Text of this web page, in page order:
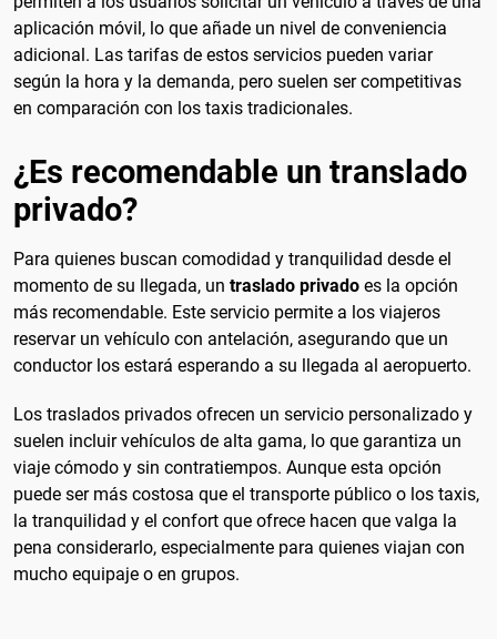
aplicación móvil, lo que añade un nivel de conveniencia
adicional. Las tarifas de estos servicios pueden variar
según la hora y la demanda, pero suelen ser competitivas
en comparación con los taxis tradicionales.
¿Es recomendable un translado
privado?
Para quienes buscan comodidad y tranquilidad desde el
momento de su llegada, un traslado privado es la opción
más recomendable. Este servicio permite a los viajeros
reservar un vehículo con antelación, asegurando que un
conductor los estará esperando a su llegada al aeropuerto.
Los traslados privados ofrecen un servicio personalizado y
suelen incluir vehículos de alta gama, lo que garantiza un
viaje cómodo y sin contratiempos. Aunque esta opción
puede ser más costosa que el transporte público o los taxis,
la tranquilidad y el confort que ofrece hacen que valga la
pena considerarlo, especialmente para quienes viajan con
mucho equipaje o en grupos.